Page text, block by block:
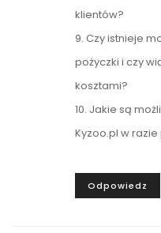
klientów?
9. Czy istnieje
pożyczki i czy
kosztami?
10. Jakie są
Kyzoo.pl w
Odpowiedz